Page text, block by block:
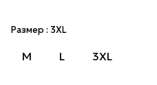
Размер : 3XL
M L 3XL